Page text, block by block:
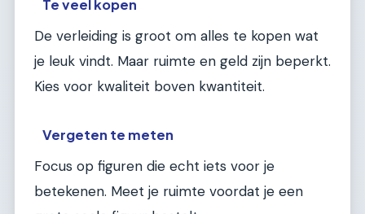
Te veel kopen
De verleiding is groot om alles te kopen wat
je leuk vindt. Maar ruimte en geld zijn beperkt.
Kies voor kwaliteit boven kwantiteit.
Vergeten te meten
Focus op figuren die echt iets voor je
betekenen. Meet je ruimte voordat je een